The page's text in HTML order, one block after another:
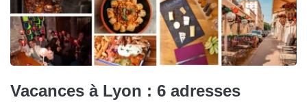
Vacances à Lyon : 6 adresses